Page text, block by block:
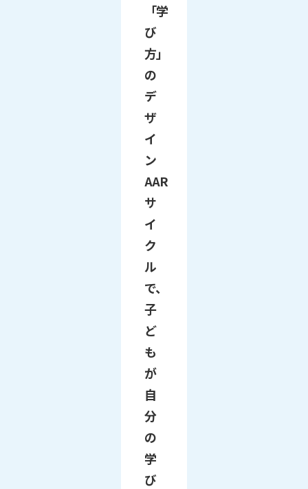
「学
び
方」
の
デ
ザ
イ
ン
AAR
サ
イ
ク
ル
で、
子
ど
も
が
自
分
の
学
び